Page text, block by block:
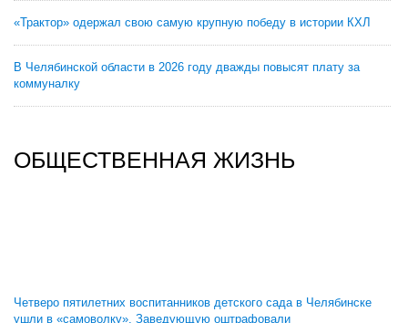
«Трактор» одержал свою самую крупную победу в истории КХЛ
В Челябинской области в 2026 году дважды повысят плату за
коммуналку
ОБЩЕСТВЕННАЯ ЖИЗНЬ
Четверо пятилетних воспитанников детского сада в Челябинске
ушли в «самоволку». Заведующую оштрафовали